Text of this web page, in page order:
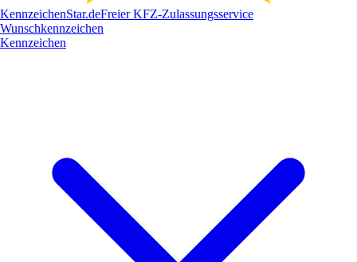
KennzeichenStar.deFreier KFZ-Zulassungsservice
Wunschkennzeichen
Kennzeichen